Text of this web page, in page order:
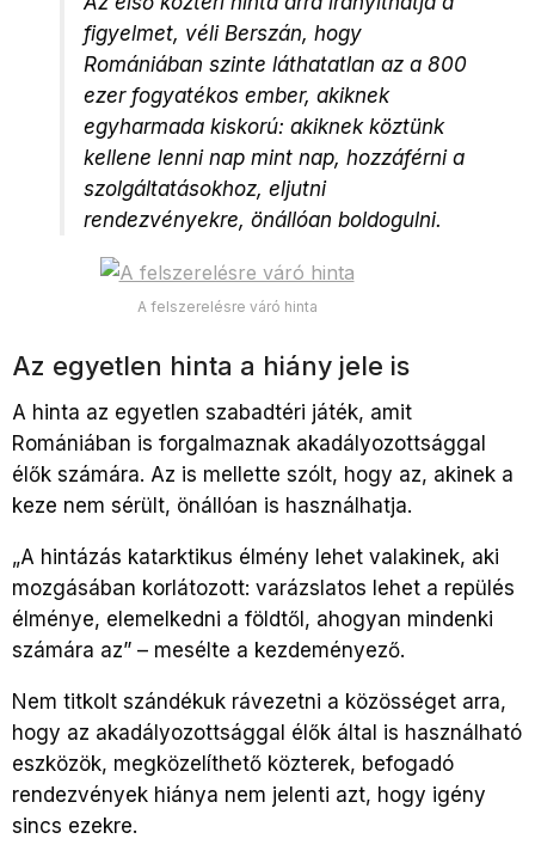
figyelmet, véli Berszán, hogy
Romániában szinte láthatatlan az a 800
ezer fogyatékos ember, akiknek
egyharmada kiskorú: akiknek köztünk
kellene lenni nap mint nap, hozzáférni a
szolgáltatásokhoz, eljutni
rendezvényekre, önállóan boldogulni.
A felszerelésre váró hinta
Az egyetlen hinta a hiány jele is
A hinta az egyetlen szabadtéri játék, amit
Romániában is forgalmaznak akadályozottsággal
élők számára. Az is mellette szólt, hogy az, akinek a
keze nem sérült, önállóan is használhatja.
„A hintázás katarktikus élmény lehet valakinek, aki
mozgásában korlátozott: varázslatos lehet a repülés
élménye, elemelkedni a földtől, ahogyan mindenki
számára az” – mesélte a kezdeményező.
Nem titkolt szándékuk rávezetni a közösséget arra,
hogy az akadályozottsággal élők által is használható
eszközök, megközelíthető közterek, befogadó
rendezvények hiánya nem jelenti azt, hogy igény
sincs ezekre.